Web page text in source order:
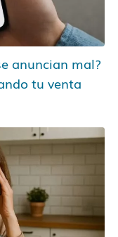
anuncian mal?
tu venta